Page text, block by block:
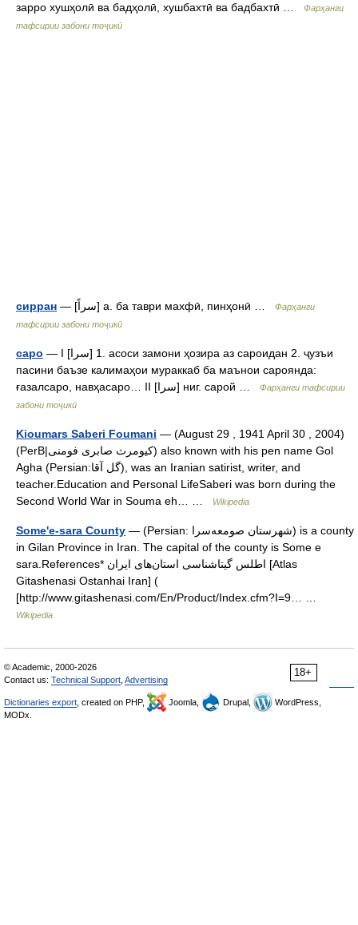
зарро хушҳолӣ ва бадҳолӣ, хушбахтӣ ва бадбахтӣ …
Фарҳанги
тафсирии забони тоҷикӣ
сирран — [سراً] а. ба таври махфӣ, пинҳонӣ …
Фарҳанги
тафсирии забони тоҷикӣ
саро — I [سرا] 1. асоси замони ҳозира аз сароидан 2. ҷузъи
пасини баъзе калимаҳои мураккаб ба маънои сароянда:
ғазалсаро, навҳасаро… II [سرا] ниг. сарой …
Фарҳанги тафсирии
забони тоҷикӣ
Kioumars Saberi Foumani — (August 29 , 1941 April 30 , 2004)
(PerB|کیومرث صابری فومنی) also known with his pen name Gol
Agha (Persian:گل آقا), was an Iranian satirist, writer, and
teacher.Education and Personal LifeSaberi was born during the
Second World War in Souma eh… …
Wikipedia
Some'e-sara County — (Persian: شهرستان صومعه‌سرا) is a county
in Gilan Province in Iran. The capital of the county is Some e
sara.References* اطلس گیتاشناسی استان‌های ایران [Atlas
Gitashenasi Ostanhai Iran] (
[http://www.gitashenasi.com/En/Product/Index.cfm?I=9… …
Wikipedia
18+
© Academic, 2000-2026
Contact us: Technical Support Advertising
Dictionaries export , created on PHP, Joomla, Drupal,
WordPress,
MODx.